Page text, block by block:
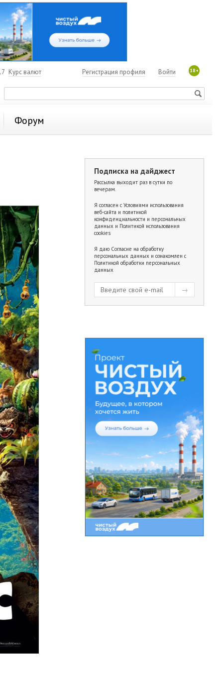
Курс валют 18+
Войти
Регистрация профиля
Форум
Подписка на дайджест
Рассылка выходит раз в сутки по
вечерам.
Я согласен с Условиями использования
веб-сайта и политикой
конфиденциальности и персональных
данных и Политикой использования
cookies
Я даю Согласие на обработку
персональных данных и ознакомлен с
Политикой обработки персональных
данных